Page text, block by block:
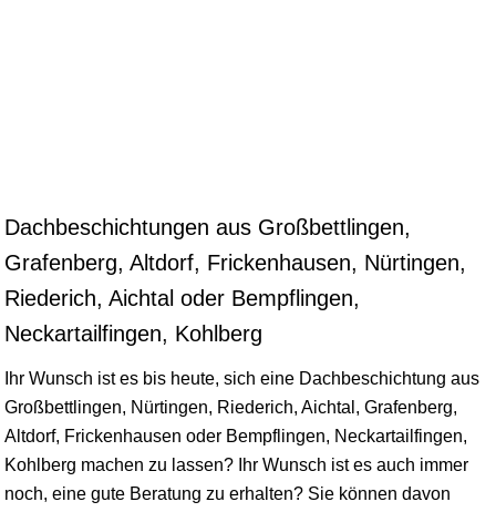
Dachbeschichtungen aus Großbettlingen,
Grafenberg, Altdorf, Frickenhausen, Nürtingen,
Riederich, Aichtal oder Bempflingen,
Neckartailfingen, Kohlberg
Ihr Wunsch ist es bis heute, sich eine Dachbeschichtung aus
Großbettlingen, Nürtingen, Riederich, Aichtal , Grafenberg,
Altdorf, Frickenhausen oder Bempflingen, Neckartailfingen,
Kohlberg machen zu lassen? Ihr Wunsch ist es auch immer
noch, eine gute Beratung zu erhalten? Sie können davon